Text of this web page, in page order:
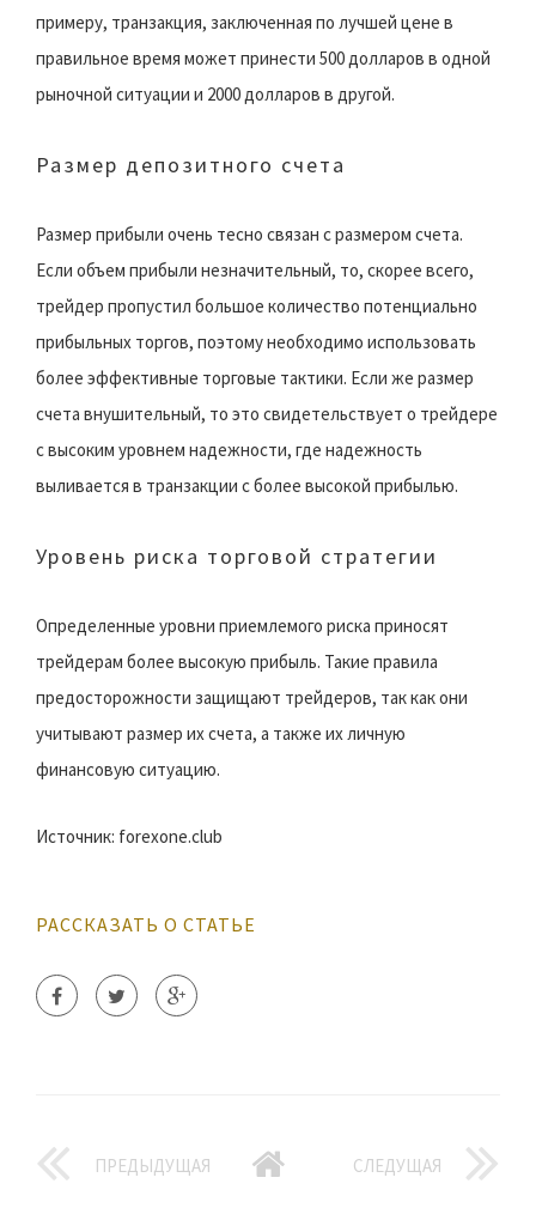
примеру, транзакция, заключенная по лучшей цене в
правильное время может принести 500 долларов в одной
рыночной ситуации и 2000 долларов в другой.
Размер депозитного счета
Размер прибыли очень тесно связан с размером счета.
Если объем прибыли незначительный, то, скорее всего,
трейдер пропустил большое количество потенциально
прибыльных торгов, поэтому необходимо использовать
более эффективные торговые тактики. Если же размер
счета внушительный, то это свидетельствует о трейдере
с высоким уровнем надежности, где надежность
выливается в транзакции с более высокой прибылью.
Уровень риска торговой стратегии
Определенные уровни приемлемого риска приносят
трейдерам более высокую прибыль. Такие правила
предосторожности защищают трейдеров, так как они
учитывают размер их счета, а также их личную
финансовую ситуацию.
Источник: forexone.club
РАССКАЗАТЬ О СТАТЬЕ
ПРЕДЫДУЩАЯ СЛЕДУЩАЯ